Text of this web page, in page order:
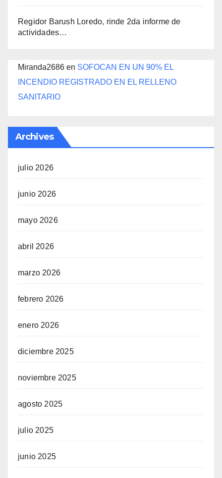
Regidor Barush Loredo, rinde 2da informe de
actividades…
Miranda2686 en SOFOCAN EN UN 90% EL
INCENDIO REGISTRADO EN EL RELLENO
SANITARIO
Archives
julio 2026
junio 2026
mayo 2026
abril 2026
marzo 2026
febrero 2026
enero 2026
diciembre 2025
noviembre 2025
agosto 2025
julio 2025
junio 2025